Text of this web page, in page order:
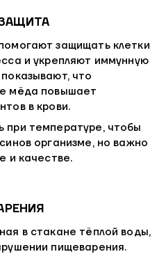
защищать клетки
и укрепляют иммунную
что
мёда повышает
в крови.
температуре, чтобы
организме, но важно
и качестве.
в стакане тёплой воды,
пищеварения.